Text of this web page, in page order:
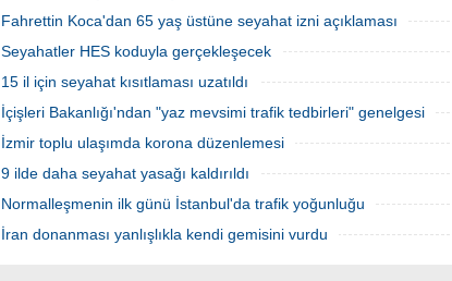
Fahrettin Koca'dan 65 yaş üstüne seyahat izni açıklaması
Seyahatler HES koduyla gerçekleşecek
15 il için seyahat kısıtlaması uzatıldı
İçişleri Bakanlığı'ndan "yaz mevsimi trafik tedbirleri" genelgesi
İzmir toplu ulaşımda korona düzenlemesi
9 ilde daha seyahat yasağı kaldırıldı
Normalleşmenin ilk günü İstanbul'da trafik yoğunluğu
İran donanması yanlışlıkla kendi gemisini vurdu